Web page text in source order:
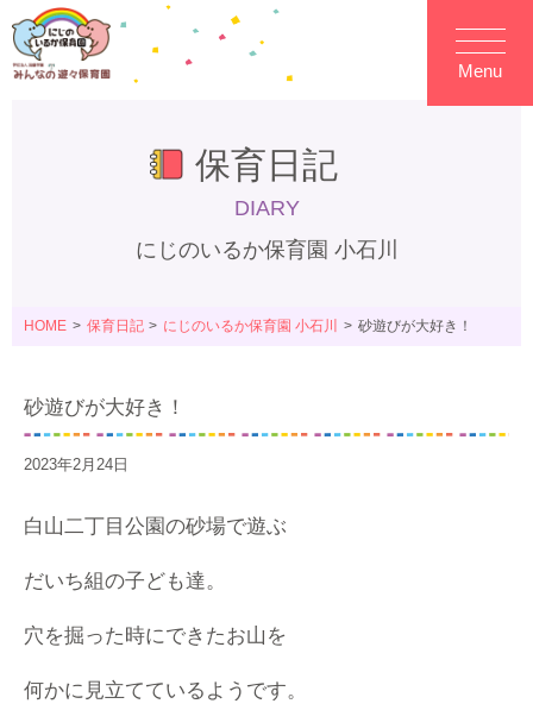
Menu
保育日記
DIARY
にじのいるか保育園 小石川
HOME 保育日記 にじのいるか保育園 小石川 砂遊びが大好き！
砂遊びが大好き！
2023年2月24日
白山二丁目公園の砂場で遊ぶ
だいち組の子ども達。
穴を掘った時にできたお山を
何かに見立てているようです。